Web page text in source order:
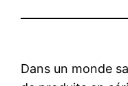
Dans un monde